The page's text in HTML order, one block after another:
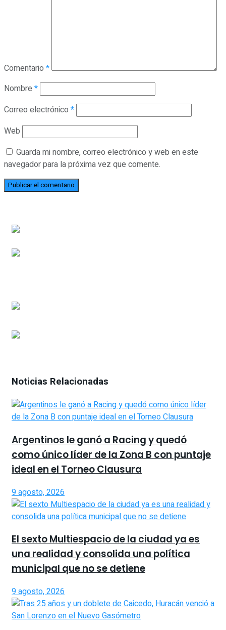
Comentario *
Nombre *
Correo electrónico *
Web
Guarda mi nombre, correo electrónico y web en este
navegador para la próxima vez que comente.
Noticias Relacionadas
Argentinos le ganó a Racing y quedó
como único líder de la Zona B con puntaje
ideal en el Torneo Clausura
9 agosto, 2026
El sexto Multiespacio de la ciudad ya es
una realidad y consolida una política
municipal que no se detiene
9 agosto, 2026